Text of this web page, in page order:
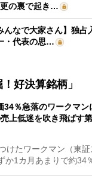
の裏で起き…
んなで大家さん】独占
・代表の思…
好決算銘柄」
34％急落のワークマン
上低迷を吹き飛ばす
たワークマン（東証
か1カ月あまりで約34